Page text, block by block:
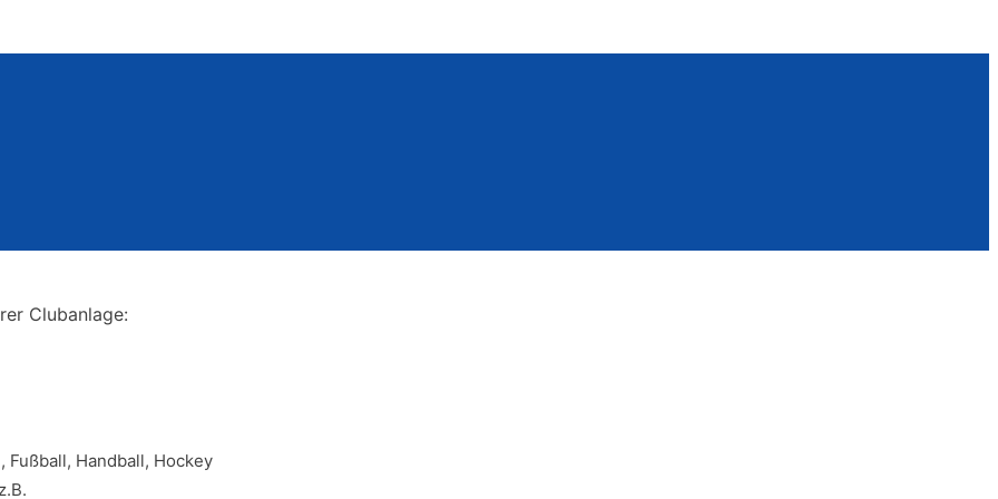
Clubanlage:
Handball, Hockey